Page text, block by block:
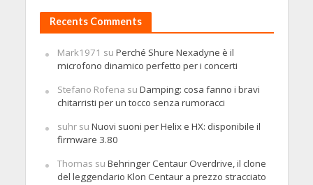
Recents Comments
Mark1971 su Perché Shure Nexadyne è il
microfono dinamico perfetto per i concerti
Stefano Rofena su Damping: cosa fanno i bravi
chitarristi per un tocco senza rumoracci
suhrsu Nuovi suoni per Helix e HX: disponibile il
firmware 3.80
Thomas su Behringer Centaur Overdrive, il clone
del leggendario Klon Centaur a prezzo stracciato